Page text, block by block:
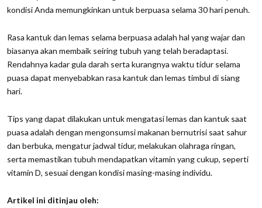
kondisi Anda memungkinkan untuk berpuasa selama 30 hari penuh.
Rasa kantuk dan lemas selama berpuasa adalah hal yang wajar dan
biasanya akan membaik seiring tubuh yang telah beradaptasi.
Rendahnya kadar gula darah serta kurangnya waktu tidur selama
puasa dapat menyebabkan rasa kantuk dan lemas timbul di siang
hari.
Tips yang dapat dilakukan untuk mengatasi lemas dan kantuk saat
puasa adalah dengan mengonsumsi makanan bernutrisi saat sahur
dan berbuka, mengatur jadwal tidur, melakukan olahraga ringan,
serta memastikan tubuh mendapatkan vitamin yang cukup, seperti
vitamin D, sesuai dengan kondisi masing-masing individu.
Artikel ini ditinjau oleh: